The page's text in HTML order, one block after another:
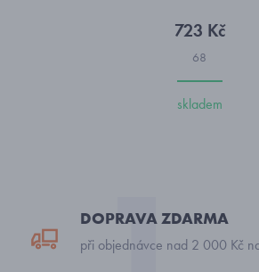
723 Kč
68
skladem
DOPRAVA ZDARMA
při objednávce nad 2 000 Kč